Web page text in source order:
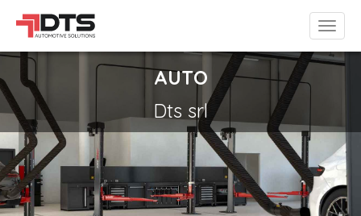
AUTO
Dts srl